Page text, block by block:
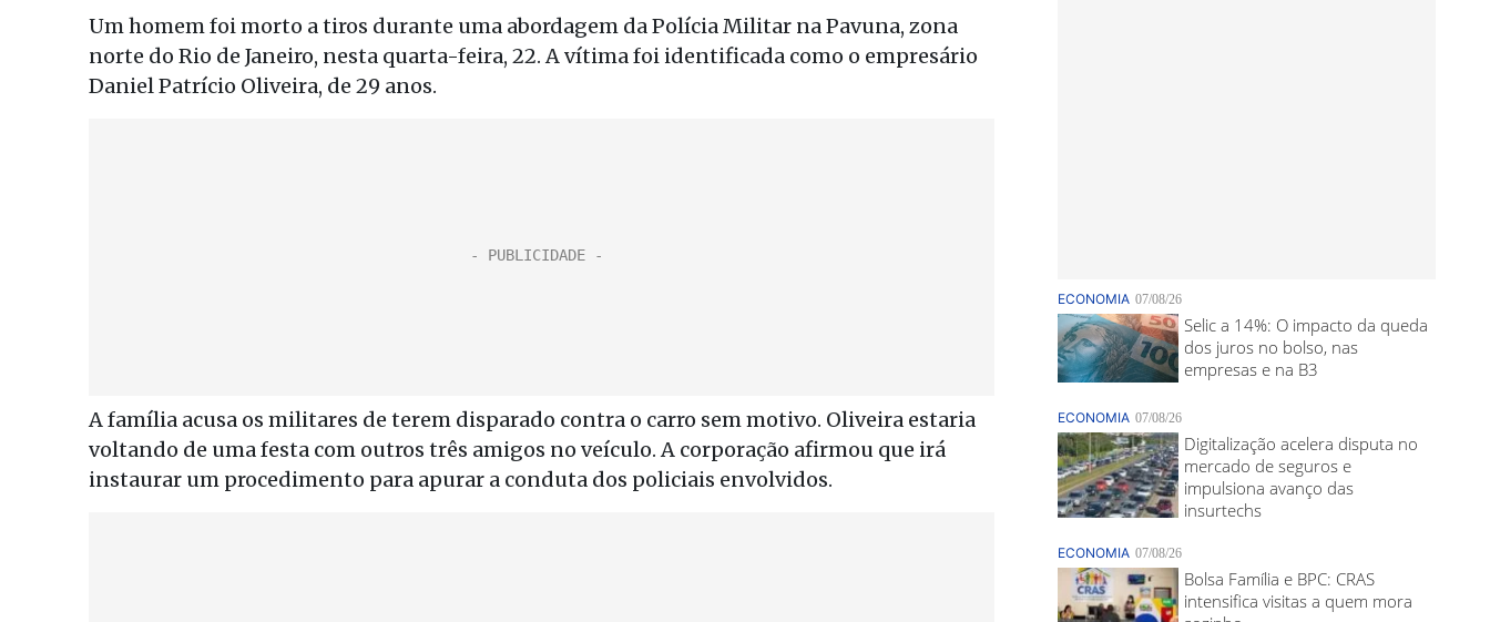
Um homem foi morto a tiros durante uma abordagem da Polícia Militar na Pavuna, zona
norte do Rio de Janeiro, nesta quarta-feira, 22. A vítima foi identificada como o empresário
Daniel Patrício Oliveira, de 29 anos.
A família acusa os militares de terem disparado contra o carro sem motivo. Oliveira estaria
voltando de uma festa com outros três amigos no veículo. A corporação afirmou que irá
instaurar um procedimento para apurar a conduta dos policiais envolvidos.